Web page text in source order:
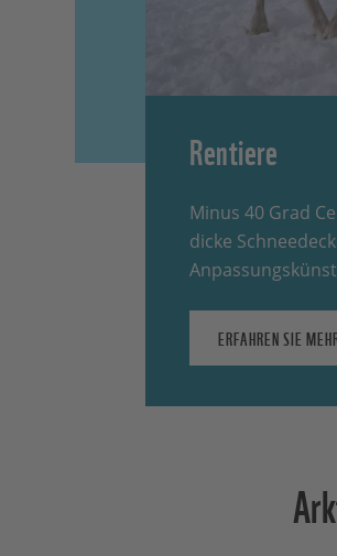
Rentiere
Minus 40 Grad
dicke
ERFAHREN SIE